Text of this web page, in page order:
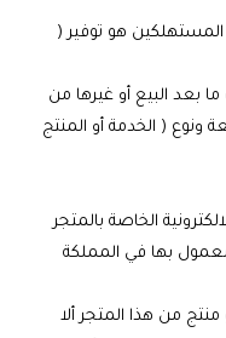
المستهلكين هو توفير (
بعد البيع أو غيرها من
ونوع ( الخدمة أو المنتج
الخاصة بالمتجر
بها في المملكة
من هذا المتجر ألا